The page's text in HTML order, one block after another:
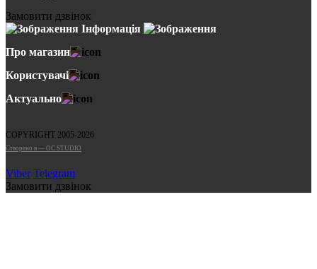
Замовити дзвінок
Інформація
Про магазин
Користувачі
Актуально
COPYRIGHT 2005-2026
Cтворено в — OC STUDIO
Viber Telegram
Замовити дзвінок